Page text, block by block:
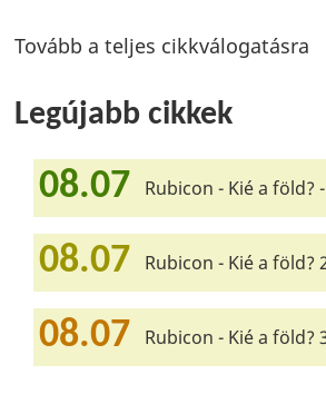
Tovább a teljes cikkválogatásra
Legújabb cikkek
08.07 Rubicon - Kié a föld?
08.07 Rubicon - Kié a föld?
08.07 Rubicon - Kié a föld?